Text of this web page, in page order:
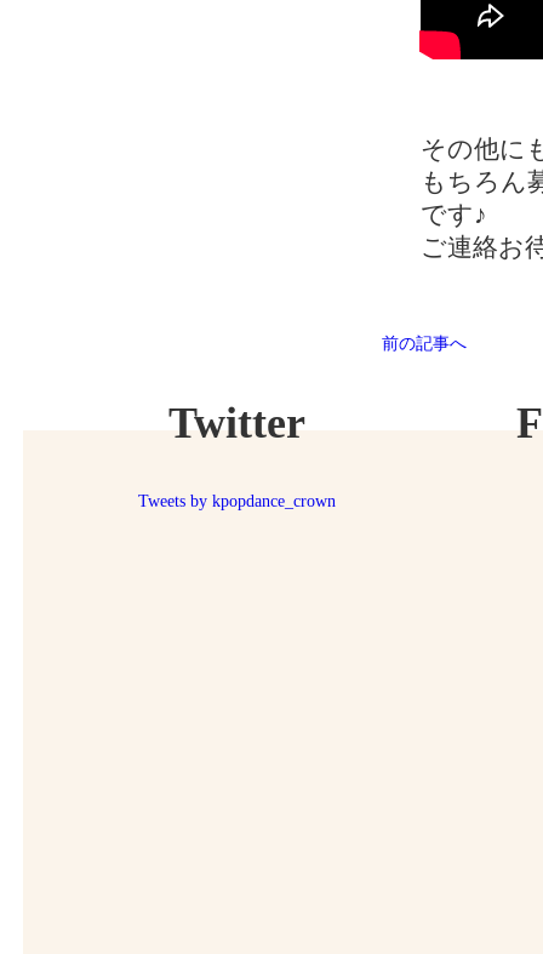
その他に
もちろん
です♪
ご連絡お
前の記事へ
Twitter
Tweets by kpopdance_crown